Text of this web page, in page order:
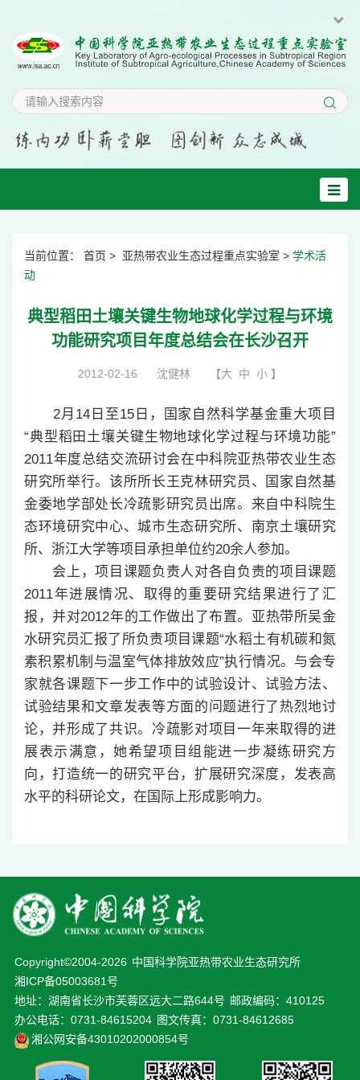
当前位置： 首页 > 亚热带农业生态过程重点实验室 > 学术活
动
典型稻田土壤关键生物地球化学过程与环境
功能研究项目年度总结会在长沙召开
2012-02-16 沈健林 【大 中 小 】
2月14日至15日，国家自然科学基金重大项目
“典型稻田土壤关键生物地球化学过程与环境功能”
2011年度总结交流研讨会在中科院亚热带农业生态
研究所举行。该所所长王克林研究员、国家自然基
金委地学部处长冷疏影研究员出席。来自中科院生
态环境研究中心、城市生态研究所、南京土壤研究
所、浙江大学等项目承担单位约20余人参加。
会上，项目课题负责人对各自负责的项目课题
2011年进展情况、取得的重要研究结果进行了汇
报，并对2012年的工作做出了布置。亚热带所吴金
水研究员汇报了所负责项目课题“水稻土有机碳和氮
素积累机制与温室气体排放效应”执行情况。与会专
家就各课题下一步工作中的试验设计、试验方法、
试验结果和文章发表等方面的问题进行了热烈地讨
论，并形成了共识。冷疏影对项目一年来取得的进
展表示满意，她希望项目组能进一步凝练研究方
向，打造统一的研究平台，扩展研究深度，发表高
水平的科研论文，在国际上形成影响力。
Copyright©2004-2026 中国科学院亚热带农业生态研究所
湘ICP备05003681号
地址：湖南省长沙市芙蓉区远大二路644号 邮政编码：410125
办公电话：0731-84615204 图文传真：0731-84612685
湘公网安备43010202000854号